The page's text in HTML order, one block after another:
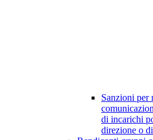
Sanzioni per
di incarichi
direzione o